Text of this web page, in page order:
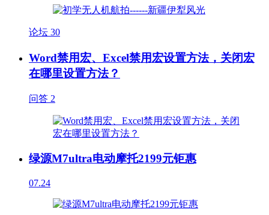
论坛 30
Word禁用宏、Excel禁用宏设置方法，关闭宏
在哪里设置方法？
问答 2
绿源M7ultra电动摩托2199元钜惠
07.24